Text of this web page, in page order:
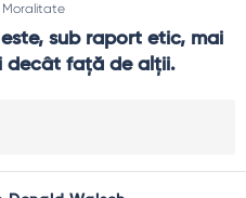
Moralitate
sub raport etic, mai
decât față de alții.